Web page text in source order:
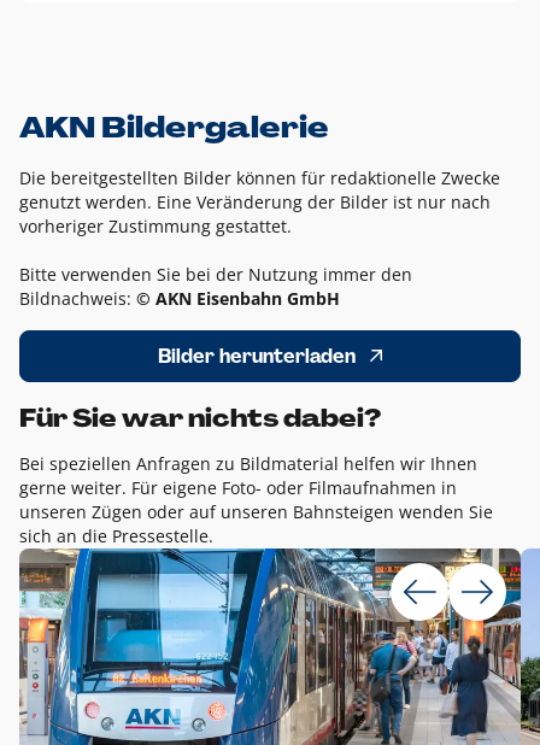
AKN Bildergalerie
Die bereitgestellten Bilder können für redaktionelle Zwecke
genutzt werden. Eine Veränderung der Bilder ist nur nach
vorheriger Zustimmung gestattet.
Bitte verwenden Sie bei der Nutzung immer den
Bildnachweis: © AKN Eisenbahn GmbH
Bilder herunterladen
Für Sie war nichts dabei?
Bei speziellen Anfragen zu Bildmaterial helfen wir Ihnen
gerne weiter. Für eigene Foto- oder Filmaufnahmen in
unseren Zügen oder auf unseren Bahnsteigen wenden Sie
sich an die Pressestelle.